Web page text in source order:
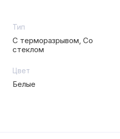
Тип
С терморазрывом, Со
стеклом
Цвет
Белые